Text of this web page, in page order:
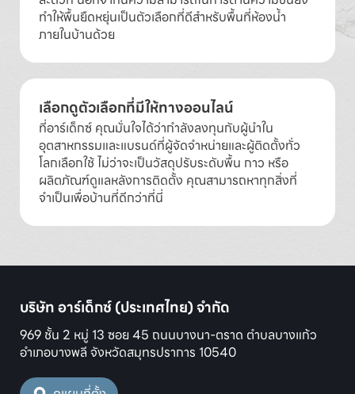
ทำให้พื้นยืดหยุ่นเป็นตัวเลือกที่ดีสำหรับพื้นที่ห้องน้ำ
ภายในบ้านด้วย
เลือกดูตัวเลือกที่มีให้ทางออนไลน์
ที่อาร์เด็กซ์ คุณมั่นใจได้ว่ากำลังลงทุนกับผู้นำใน
อุตสาหกรรมและแบรนด์ที่ผู้จัดจำหน่ายและผู้ติดตั้งทั่ว
โลกเลือกใช้ ไม่ว่าจะเป็นวัสดุปรับระดับพื้น กาว หรือ
ผลิตภัณฑ์ดูแลหลังการติดตั้ง คุณสามารถหาทุกสิ่งที่
จำเป็นเพื่อบ้านที่ดีกว่าที่นี่
บริษัท อาร์เด็กซ์ (ประเทศไทย) จำกัด
969 ชั้น 2 หมู่ 13 ซอย 45 ถนนบางนา-ตราด ตำบลบางแก้ว
อำเภอบางพลี จังหวัดสมุทรปราการ 10540